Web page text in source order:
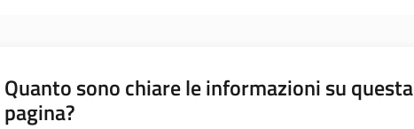
Quanto sono chiare le informazioni su questa
pagina?